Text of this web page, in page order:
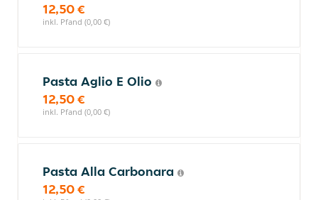
12,50 €
inkl. Pfand (0,00 €)
Pasta Aglio E Olio
12,50 €
inkl. Pfand (0,00 €)
Pasta Alla Carbonara
12,50 €